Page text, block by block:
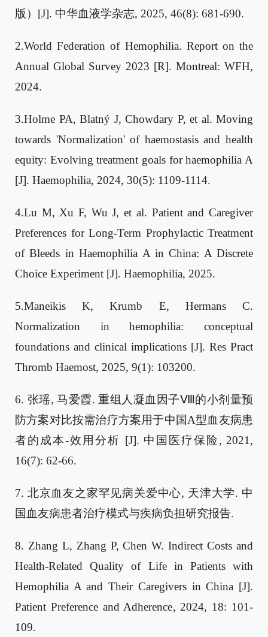
版）[J]. 中华血液学杂志, 2025, 46(8): 681-690.
2.World Federation of Hemophilia. Report on the
Annual Global Survey 2023 [R]. Montreal: WFH,
2024.
3.Holme PA, Blatný J, Chowdary P, et al. Moving
towards 'Normalization' of haemostasis and health
equity: Evolving treatment goals for haemophilia A
[J]. Haemophilia, 2024, 30(5): 1109-1114.
4.Lu M, Xu F, Wu J, et al. Patient and Caregiver
Preferences for Long-Term Prophylactic Treatment
of Bleeds in Haemophilia A in China: A Discrete
Choice Experiment [J]. Haemophilia, 2025.
5.Maneikis K, Krumb E, Hermans C.
Normalization in hemophilia: conceptual
foundations and clinical implications [J]. Res Pract
Thromb Haemost, 2025, 9(1): 103200.
6. 张瑶, 马爱霞. 重组人凝血因子Ⅷ的小剂量预
防方案对比按需治疗方案用于中国A型血友病患
者的成本-效用分析 [J]. 中国医疗保险, 2021,
16(7): 62-66.
7. 北京血友之家罕见病关爱中心, 天津大学. 中
国血友病患者治疗模式与疾病负担研究报告.
8. Zhang L, Zhang P, Chen W. Indirect Costs and
Health-Related Quality of Life in Patients with
Hemophilia A and Their Caregivers in China [J].
Patient Preference and Adherence, 2024, 18: 101-
109.